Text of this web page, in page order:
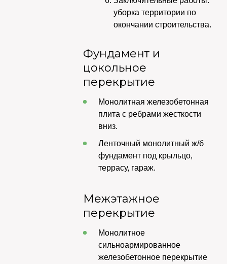
уборка территории по
окончании строительства.
Фундамент и
цокольное
перекрытие
Монолитная железобетонная
плита с ребрами жесткости
вниз.
Ленточный монолитный ж/б
фундамент под крыльцо,
террасу, гараж.
Межэтажное
перекрытие
Монолитное
сильноармированное
железобетонное перекрытие